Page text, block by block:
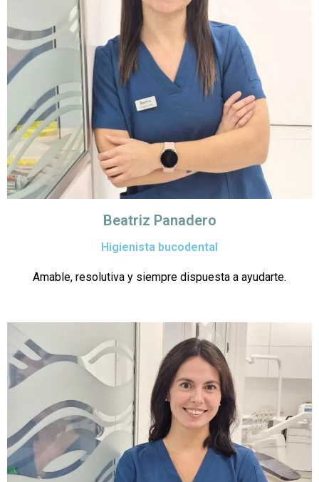
Beatriz Panadero
Higienista bucodental
Amable, resolutiva y siempre dispuesta a ayudarte.